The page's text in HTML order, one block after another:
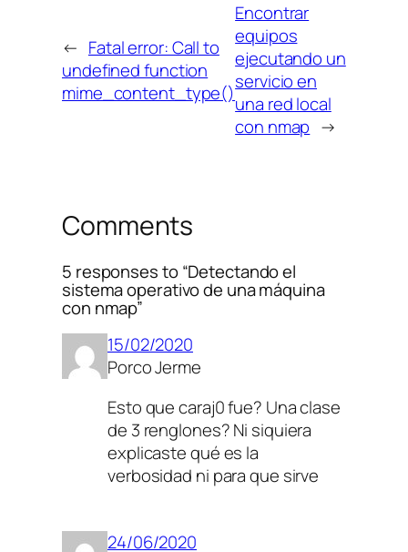
← Fatal error: Call to
undefined function
mime_content_type()
Encontrar
equipos
ejecutando un
servicio en
una red local
con nmap →
Comments
5 responses to “Detectando el
sistema operativo de una máquina
con nmap”
15/02/2020
Porco Jerme
Esto que caraj0 fue? Una clase
de 3 renglones? Ni siquiera
explicaste qué es la
verbosidad ni para que sirve
24/06/2020